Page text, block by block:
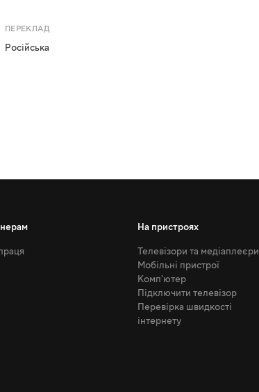
ПЕРЕКЛАД
Російська
На пристроях
Телевізори та медіаплеєри
Мобільні пристрої
Комп'ютер
Підключити телевізор
Перевірка швидкості
інтернету